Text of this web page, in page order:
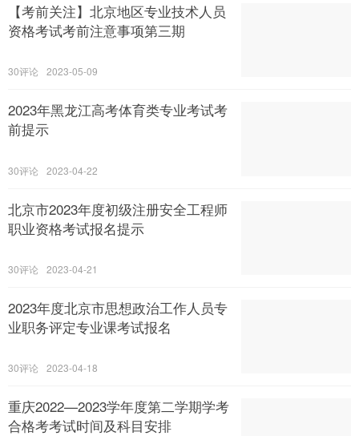
【考前关注】北京地区专业技术人员
资格考试考前注意事项第三期
30 2023-05-09
2023年黑龙江高考体育类专业考试考
前提示
30 2023-04-22
北京市2023年度初级注册安全工程师
职业资格考试报名提示
30 2023-04-21
2023年度北京市思想政治工作人员专
业职务评定专业课考试报名
30 2023-04-18
重庆2022—2023学年度第二学期学考
合格考考试时间及科目安排